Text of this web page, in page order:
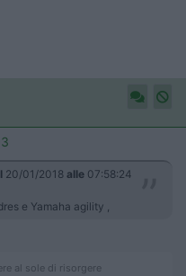
20/01/2018 alle 07:58:24
e Yamaha agility ,
al sole di risorgere